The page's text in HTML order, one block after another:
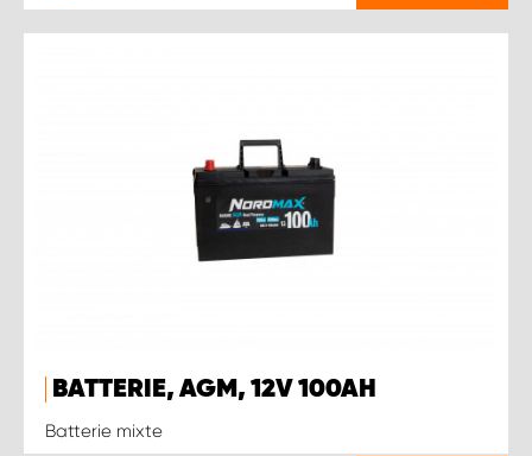
BATTERIE, AGM, 12V 100AH
Batterie mixte